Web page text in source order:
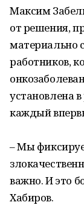
Максим
от решения,
материально
работников,
установлена
каждый
– Мы
важно. И это
Хабиров.